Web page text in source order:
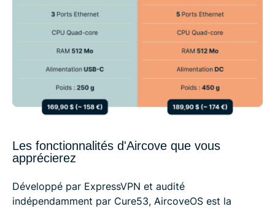
Les fonctionnalités d'Aircove que vous
apprécierez
Développé par ExpressVPN et audité
indépendamment par Cure53, AircoveOS est la